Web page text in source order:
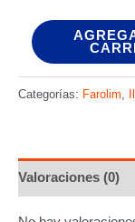
Farolim
TRASEIRO
DIREITO
OPEL
LIMOUSINE
Categorías: Farolim,
Valoraciones (0)